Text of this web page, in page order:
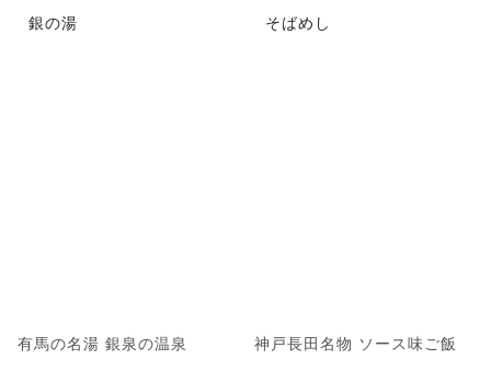
銀の湯
有馬の名湯 銀泉の温泉
そばめし
神戸長田名物 ソース味ご飯